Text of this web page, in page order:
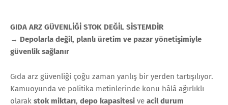
GIDA ARZ GÜVENLİĞİ STOK DEĞİL SİSTEMDİR
→ Depolarla değil, planlı üretim ve pazar yönetişimiyle
güvenlik sağlanır
Gıda arz güvenliği çoğu zaman yanlış bir yerden tartışılıyor.
Kamuoyunda ve politika metinlerinde konu hâlâ ağırlıklı
olarak stok miktarı, depo kapasitesi ve acil durum